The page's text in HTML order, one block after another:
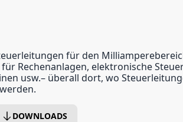
für den
Rechenanlagen, elektronische
usw.– überall dort, wo
DOWNLOADS